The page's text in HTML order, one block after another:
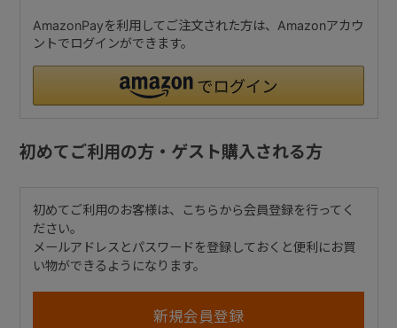
AmazonPayを利用してご注文された方は、Amazonアカウ
ントでログインができます。
初めてご利用の方・ゲスト購入される方
初めてご利用のお客様は、こちらから会員登録を行ってく
ださい。
メールアドレスとパスワードを登録しておくと便利にお買
い物ができるようになります。